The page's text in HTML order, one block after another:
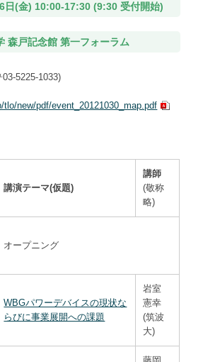
日(金) 10:00-17:30 (9:30 受付開始)
森戸記念館 第一フォーラム
5225-1033)
tlo/new/pdf/event_20121030_map.pdf
講演テーマ(仮題)
講師
(敬称
略)
オープニング
WBGパワーデバイスの現状な
らびに事業展開への課題
岩室
憲幸
(筑波
大)